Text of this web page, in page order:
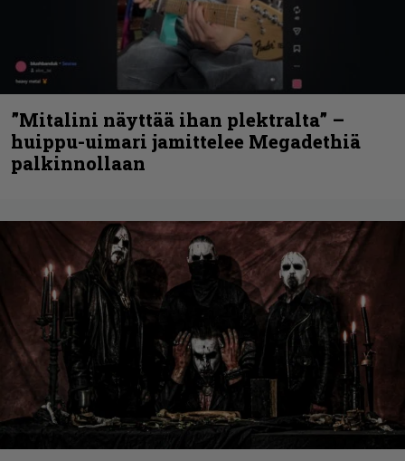
”Mitalini näyttää ihan plektralta” –
huippu-uimari jamittelee Megadethiä
palkinnollaan